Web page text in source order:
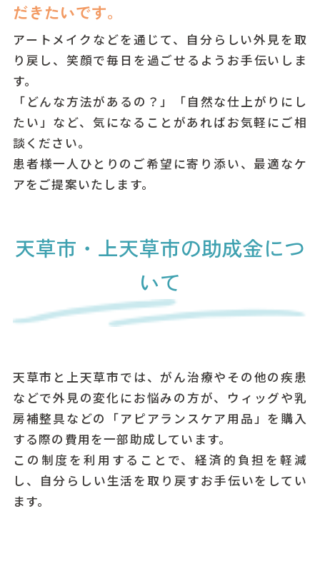
だきたいです。
アートメイクなどを通じて、自分らしい外見を取
り戻し、笑顔で毎日を過ごせるようお手伝いしま
す。
「どんな方法があるの？」「自然な仕上がりにし
たい」など、気になることがあればお気軽にご相
談ください。
患者様一人ひとりのご希望に寄り添い、最適なケ
アをご提案いたします。
天草市・上天草市の助成金につ
いて
天草市と上天草市では、がん治療やその他の疾患
などで外見の変化にお悩みの方が、ウィッグや乳
房補整具などの「アピアランスケア用品」を購入
する際の費用を一部助成しています。
この制度を利用することで、経済的負担を軽減
し、自分らしい生活を取り戻すお手伝いをしてい
ます。